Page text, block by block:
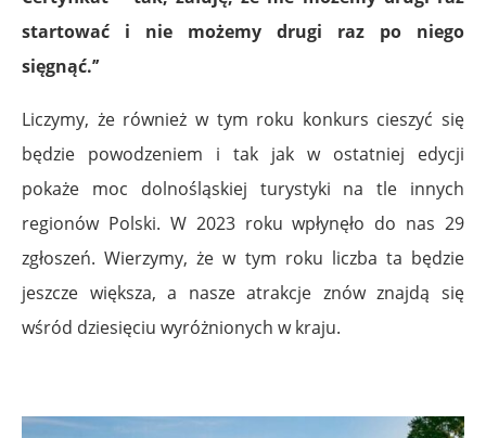
startować i nie możemy drugi raz po niego
sięgnąć.’’
Liczymy, że również w tym roku konkurs cieszyć się
będzie powodzeniem i tak jak w ostatniej edycji
pokaże moc dolnośląskiej turystyki na tle innych
regionów Polski. W 2023 roku wpłynęło do nas 29
zgłoszeń. Wierzymy, że w tym roku liczba ta będzie
jeszcze większa, a nasze atrakcje znów znajdą się
wśród dziesięciu wyróżnionych w kraju.